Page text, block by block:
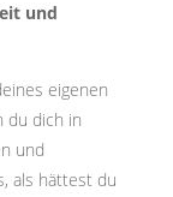
und
eigenen
du dich in
und
als hättest du